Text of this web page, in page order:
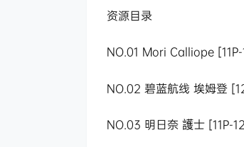
资源目录
NO.01 Mori Calliope [11P-
NO.02 碧蓝航线 埃姆登
NO.03 明日奈 護士 [11P-